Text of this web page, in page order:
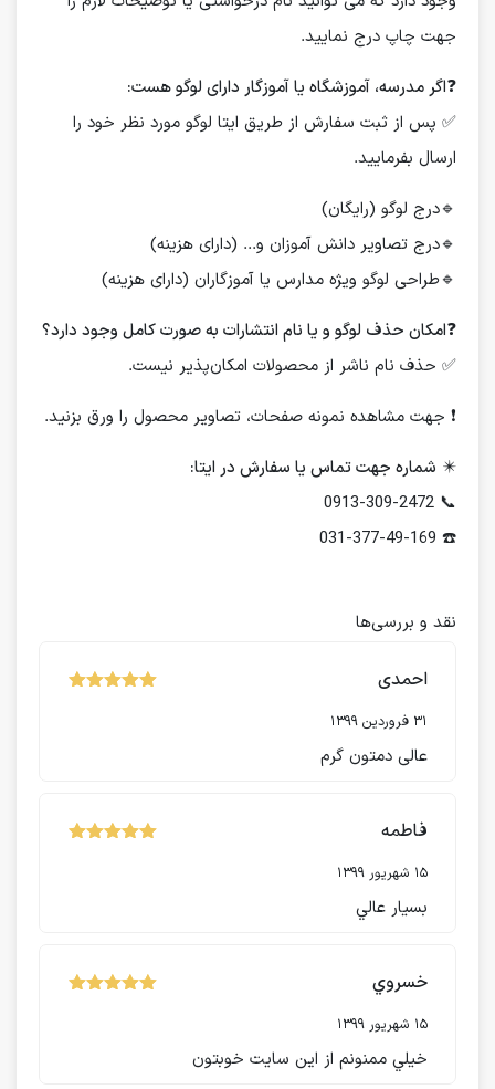
جهت چاپ درج نمایید.
❓اگر مدرسه، آموزشگاه یا آموزگار دارای لوگو هست:
✅ پس از ثبت سفارش از طریق ایتا لوگو مورد نظر خود را
ارسال بفرمایید.
🔹درج لوگو (رایگان)
🔹درج تصاویر دانش آموزان و... (دارای هزینه)
🔹طراحی لوگو ویژه مدارس یا آموزگاران (دارای هزینه)
❓امکان حذف لوگو و یا نام انتشارات به صورت کامل وجود دارد؟
✅ حذف نام ناشر از محصولات امکان‌پذیر نیست.
❗️ جهت مشاهده نمونه صفحات، تصاویر محصول را ورق بزنید.
✴️ شماره جهت تماس یا سفارش در ایتا:
📞 0913-309-2472
☎️ 031-377-49-169
نقد و بررسی‌ها
احمدی
31 فروردین 1399
عالی دمتون گرم
فاطمه
15 شهریور 1399
بسيار عالي
خسروي
15 شهریور 1399
خيلي ممنونم از اين سايت خوبتون